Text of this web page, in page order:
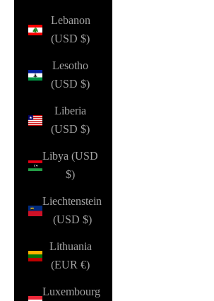
Lebanon
(USD $)
Lesotho
(USD $)
Liberia
(USD $)
Libya (USD
$)
Liechtenstein
(USD $)
Lithuania
(EUR €)
Luxembourg